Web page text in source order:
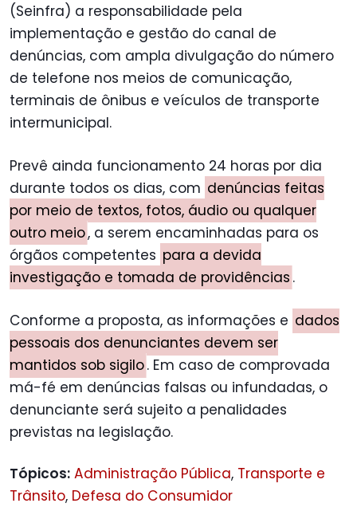
(Seinfra) a responsabilidade pela
implementação e gestão do canal de
denúncias, com ampla divulgação do número
de telefone nos meios de comunicação,
terminais de ônibus e veículos de transporte
intermunicipal.
Prevê ainda funcionamento 24 horas por dia
durante todos os dias, com denúncias feitas
por meio de textos, fotos, áudio ou qualquer
outro meio, a serem encaminhadas para os
órgãos competentes para a devida
investigação e tomada de providências .
Conforme a proposta, as informações e dados
pessoais dos denunciantes devem ser
mantidos sob sigilo. Em caso de comprovada
má-fé em denúncias falsas ou infundadas, o
denunciante será sujeito a penalidades
previstas na legislação.
Tópicos: Administração Pública, Transporte e
Trânsito, Defesa do Consumidor